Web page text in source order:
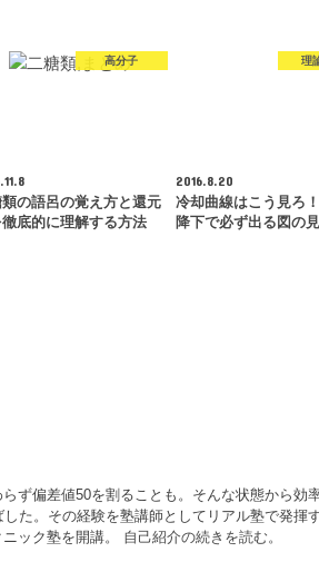
高分子
の語呂の覚え方と還元
底的に理解する方法
理
2016.8.20
冷却曲線はこう見ろ
降下で必ず出る図の見
ず偏差値50を割ることも。そんな状態から効
た。その経験を塾講師としてリアル塾で発揮す
ック塾を開講。 自己紹介の続きを読む。